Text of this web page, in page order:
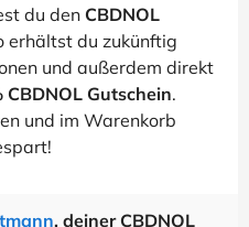
du den CBDNOL
erhältst du zukünftig
und außerdem direkt
CBDNOL Gutschein.
und im Warenkorb
, deiner CBDNOL